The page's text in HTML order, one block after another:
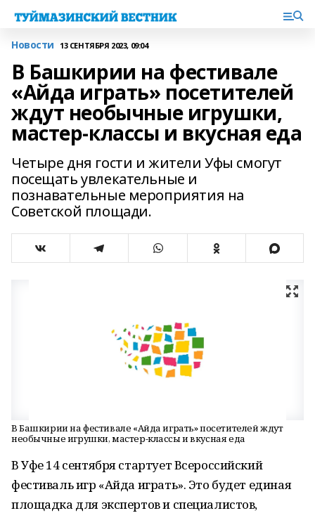
Новости 13 СЕНТЯБРЯ 2023, 09:04
В Башкирии на фестивале
«Айда играть» посетителей
ждут необычные игрушки,
мастер-классы и вкусная еда
Четыре дня гости и жители Уфы смогут
посещать увлекательные и
познавательные мероприятия на
Советской площади.
В Башкирии на фестивале «Айда играть» посетителей ждут
необычные игрушки, мастер-классы и вкусная еда
В Уфе 14 сентября стартует Всероссийский
фестиваль игр «Айда играть». Это будет единая
площадка для экспертов и специалистов,